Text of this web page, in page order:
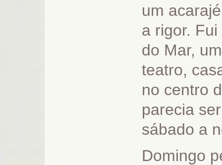
um
a rigor.
do Mar,
teatro,
no centro
parecia
sábado a
Domingo